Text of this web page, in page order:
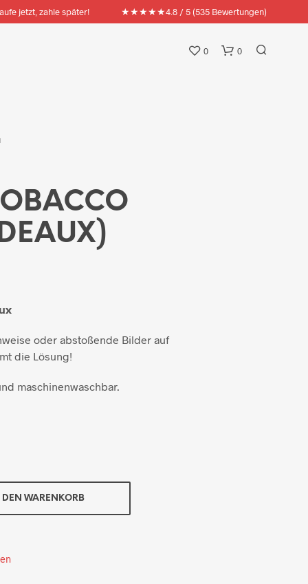
jetzt, zahle später! ★★★★★4.8 / 5 (535 Bewertungen)
0 0
oder abstoßende Bilder auf
die Lösung!
maschinenwaschbar.
DEN WARENKORB